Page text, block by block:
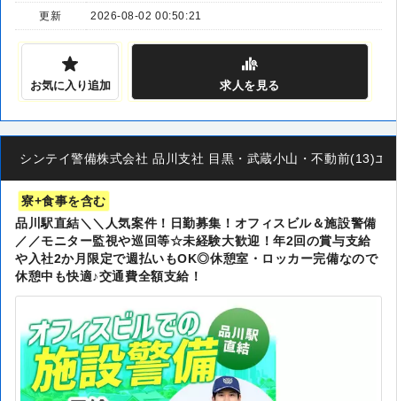
更新 2026-08-02 00:50:21
お気に入り追加 求人を見る
シンテイ警備株式会社 品川支社 目黒・武蔵小山・不動前(13)エ
寮+食事を含む
品川駅直結＼＼人気案件！日勤募集！オフィスビル＆施設警備
／／モニター監視や巡回等☆未経験大歓迎！年2回の賞与支給
や入社2か月限定で週払いもOK◎休憩室・ロッカー完備なので
休憩中も快適♪交通費全額支給！